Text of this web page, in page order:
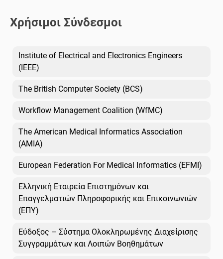
Χρήσιμοι Σύνδεσμοι
Institute of Electrical and Electronics Engineers
(IEEE)
The British Computer Society (BCS)
Workflow Management Coalition (WfMC)
The American Medical Informatics Association
(AMIA)
European Federation For Medical Informatics (EFMI)
Ελληνική Εταιρεία Επιστημόνων και
Επαγγελματιών Πληροφορικής και Επικοινωνιών
(ΕΠΥ)
Εύδοξος – Σύστημα Ολοκληρωμένης Διαχείρισης
Συγγραμμάτων και Λοιπών Βοηθημάτων